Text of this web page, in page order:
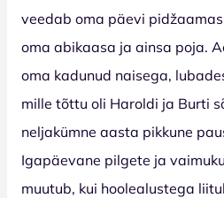
veedab oma päevi
oma abikaasa ja ainsa poja.
oma kadunud naisega,
mille tõttu oli Haroldi ja Burti
neljakümne aasta pikkune
Igapäevane pilgete ja
muutub, kui hoolealustega